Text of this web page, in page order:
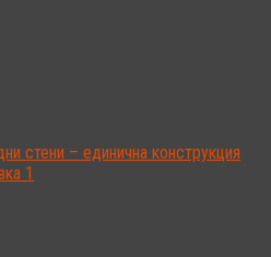
стени – единична конструкция
1